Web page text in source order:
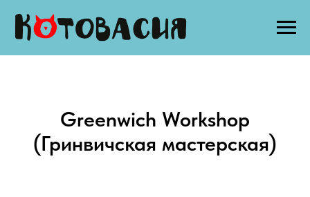
Greenwich Workshop
(Гринвичская мастерская)